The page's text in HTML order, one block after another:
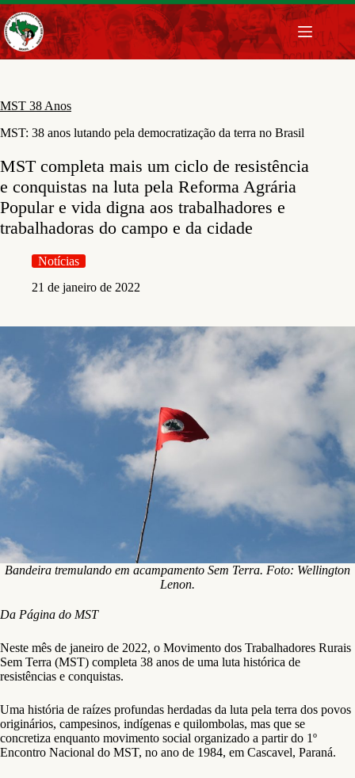
Pular
para
o
conteúdo
MST 38 Anos
MST: 38 anos lutando pela democratização da terra no Brasil
MST completa mais um ciclo de resistência
e conquistas na luta pela Reforma Agrária
Popular e vida digna aos trabalhadores e
trabalhadoras do campo e da cidade
Notícias
21 de janeiro de 2022
Bandeira tremulando em acampamento Sem Terra. Foto: Wellington
Lenon.
Da Página do MST
Neste mês de janeiro de 2022, o Movimento dos Trabalhadores Rurais
Sem Terra (MST) completa 38 anos de uma luta histórica de
resistências e conquistas.
Uma história de raízes profundas herdadas da luta pela terra dos povos
originários, campesinos, indígenas e quilombolas, mas que se
concretiza enquanto movimento social organizado a partir do 1º
Encontro Nacional do MST, no ano de 1984, em Cascavel, Paraná.